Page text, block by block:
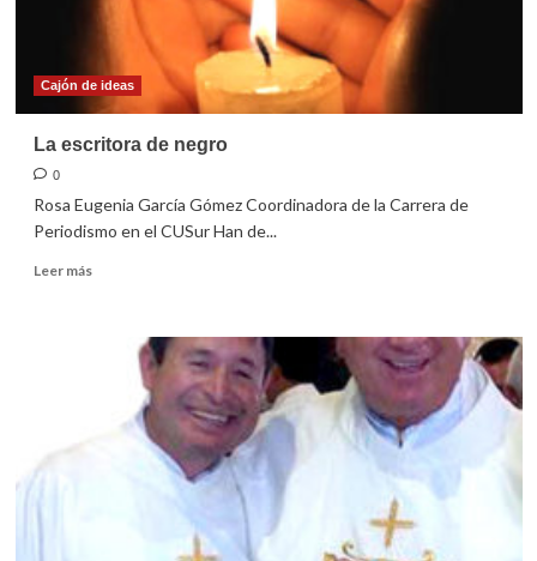
Cajón de ideas
La escritora de negro
0
Rosa Eugenia García Gómez Coordinadora de la Carrera de
Periodismo en el CUSur Han de...
Leer másLeer
escritora